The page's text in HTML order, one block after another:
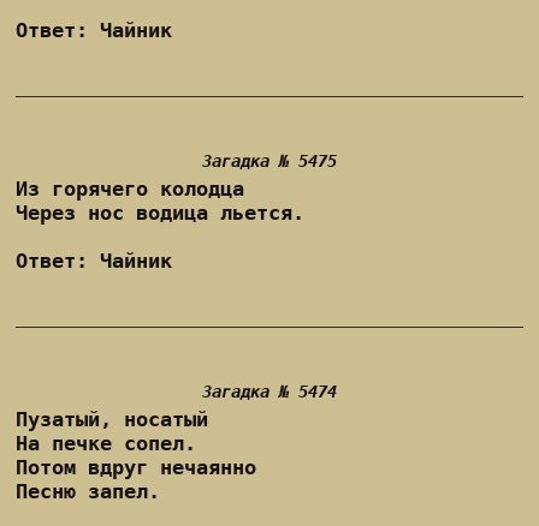
Ответ: Чайник
Загадка № 5475
Из горячего колодца
Через нос водица льется.
Ответ: Чайник
Загадка № 5474
Пузатый, носатый
На печке сопел.
Потом вдруг нечаянно
Песню запел.